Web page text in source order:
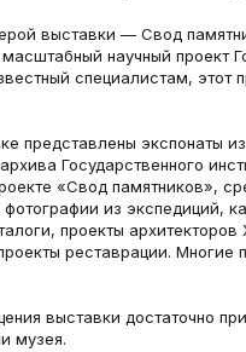
выставки — Свод
научный проект
специалистам, этот
представлены экспонаты
Государственного
«Свод памятников»,
из экспедиций,
проекты
реставрации. Многие
выставки достаточно
музея.